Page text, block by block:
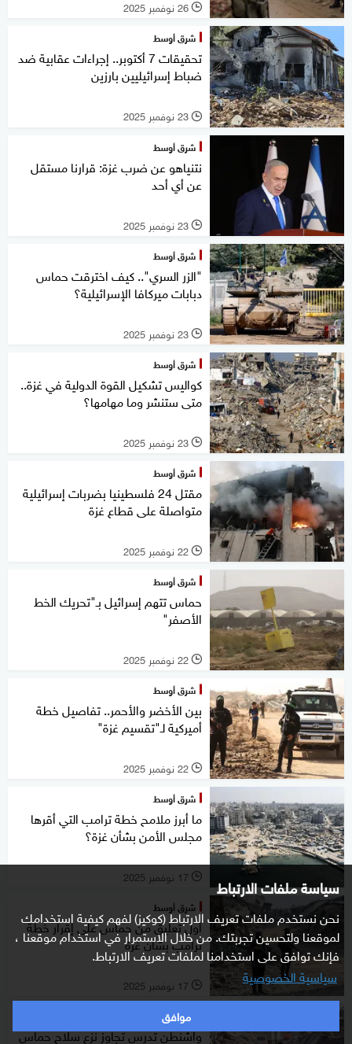
سياسة ملفات الارتباط
نحن نستخدم ملفات تعريف الارتباط (كوكيز) لفهم كيفية استخدامك
لموقعنا ولتحسين تجربتك. من خلال الاستمرار في استخدام موقعنا ،
فإنك توافق على استخدامنا لملفات تعريف الارتباط.
سياسية الخصوصية
موافق
l 26 نوفمبر 2025
شرق أوسط
تحقيقات 7 أكتوبر.. إجراءات عقابية ضد
ضباط إسرائيليين بارزين
l 23 نوفمبر 2025
شرق أوسط
نتنياهو عن ضرب غزة: قرارنا مستقل
عن أي أحد
l 23 نوفمبر 2025
شرق أوسط
"الزر السري".. كيف اخترقت حماس
دبابات ميركافا الإسرائيلية؟
l 23 نوفمبر 2025
شرق أوسط
كواليس تشكيل القوة الدولية في غزة..
متى ستنشر وما مهامها؟
l 23 نوفمبر 2025
شرق أوسط
مقتل 24 فلسطينيا بضربات إسرائيلية
متواصلة على قطاع غزة
l 22 نوفمبر 2025
شرق أوسط
حماس تتهم إسرائيل بـ"تحريك الخط
الأصفر"
l 22 نوفمبر 2025
شرق أوسط
بين الأخضر والأحمر.. تفاصيل خطة
أميركية لـ"تقسيم غزة"
l 22 نوفمبر 2025
شرق أوسط
ما أبرز ملامح خطة ترامب التي أقرها
مجلس الأمن بشأن غزة؟
l 17 نوفمبر 2025
شرق أوسط
أول تعليق من حماس على إقرار خطة
ترامب بشأن غزة
l 17 نوفمبر 2025
شرق أوسط
واشنطن تدرس تجاوز نزع سلاح حماس